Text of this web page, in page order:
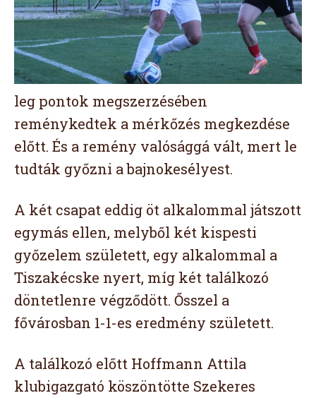
leg pontok megszerzésében
reménykedtek a mérkőzés megkezdése
előtt. És a remény valósággá vált, mert le
tudták győzni a bajnokesélyest.
A két csapat eddig öt alkalommal játszott
egymás ellen, melyből két kispesti
győzelem született, egy alkalommal a
Tiszakécske nyert, míg két találkozó
döntetlenre végződött. Ősszel a
fővárosban 1-1-es eredmény született.
A találkozó előtt Hoffmann Attila
klubigazgató köszöntötte Szekeres